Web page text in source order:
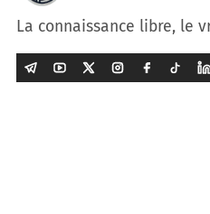
La connaissance libre, le